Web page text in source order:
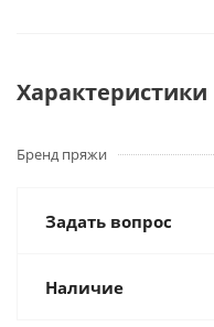
Характеристики
Бренд пряжи
Задать вопрос
Наличие